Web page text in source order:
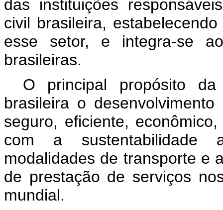
das instituições
civil brasileira,
esse setor, e integra-se
brasileiras.
O principal propósito
brasileira o
seguro, eficiente,
com a sustentabilidade
modalidades de transporte e
de prestação de serviços
mundial.